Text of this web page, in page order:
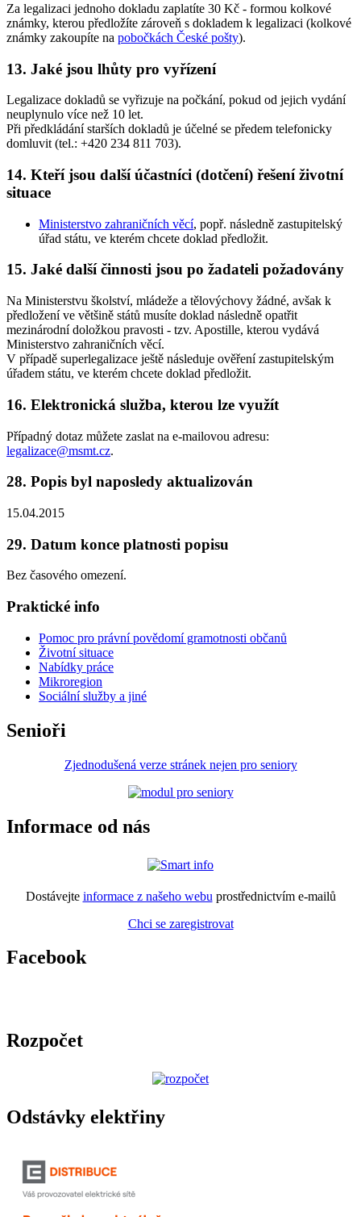
Za legalizaci jednoho dokladu zaplatíte 30 Kč - formou kolkové
známky, kterou předložíte zároveň s dokladem k legalizaci (kolkové
známky zakoupíte na pobočkách České pošty).
13. Jaké jsou lhůty pro vyřízení
Legalizace dokladů se vyřizuje na počkání, pokud od jejich vydání
neuplynulo více než 10 let.
Při předkládání starších dokladů je účelné se předem telefonicky
domluvit (tel.: +420 234 811 703).
14. Kteří jsou další účastníci (dotčení) řešení životní
situace
Ministerstvo zahraničních věcí, popř. následně zastupitelský
úřad státu, ve kterém chcete doklad předložit.
15. Jaké další činnosti jsou po žadateli požadovány
Na Ministerstvu školství, mládeže a tělovýchovy žádné, avšak k
předložení ve většině států musíte doklad následně opatřit
mezinárodní doložkou pravosti - tzv. Apostille, kterou vydává
Ministerstvo zahraničních věcí.
V případě superlegalizace ještě následuje ověření zastupitelským
úřadem státu, ve kterém chcete doklad předložit.
16. Elektronická služba, kterou lze využít
Případný dotaz můžete zaslat na e-mailovou adresu:
legalizace@msmt.cz.
28. Popis byl naposledy aktualizován
15.04.2015
29. Datum konce platnosti popisu
Bez časového omezení.
Praktické info
Pomoc pro právní povědomí gramotnosti občanů
Životní situace
Nabídky práce
Mikroregion
Sociální služby a jiné
Senioři
Zjednodušená verze stránek nejen pro seniory
Informace od nás
Dostávejte informace z našeho webu prostřednictvím e-mailů
Chci se zaregistrovat
Facebook
Rozpočet
Odstávky elektřiny